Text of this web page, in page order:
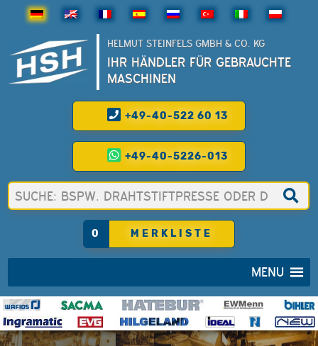
HELMUT STEINFELS GMBH & CO. KG
IHR HÄNDLER FÜR GEBRAUCHTE
MASCHINEN
+49-40-522 60 13
+49-40-5226-013
0 MERKLISTE
MENU